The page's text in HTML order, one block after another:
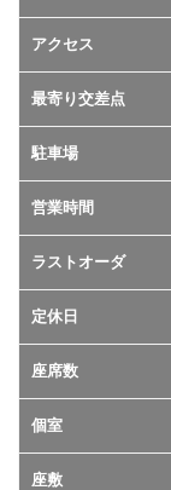
アクセス
最寄り交差点
駐車場
営業時間
ラストオーダ
定休日
座席数
個室
座敷